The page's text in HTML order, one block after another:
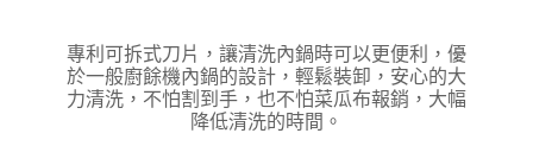
專利可拆式刀片，讓清洗內鍋時可以更便利，優
於一般廚餘機內鍋的設計，輕鬆裝卸，安心的大
力清洗，不怕割到手，也不怕菜瓜布報銷，大幅
降低清洗的時間。